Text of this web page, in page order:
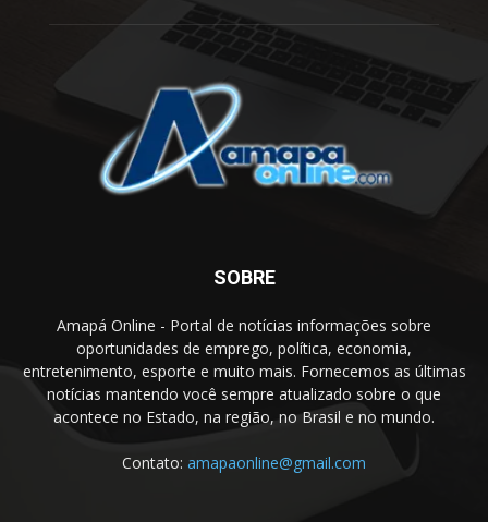
SOBRE
Amapá Online - Portal de notícias informações sobre
oportunidades de emprego, política, economia,
entretenimento, esporte e muito mais. Fornecemos as últimas
notícias mantendo você sempre atualizado sobre o que
acontece no Estado, na região, no Brasil e no mundo.
Contato: amapaonline@gmail.com